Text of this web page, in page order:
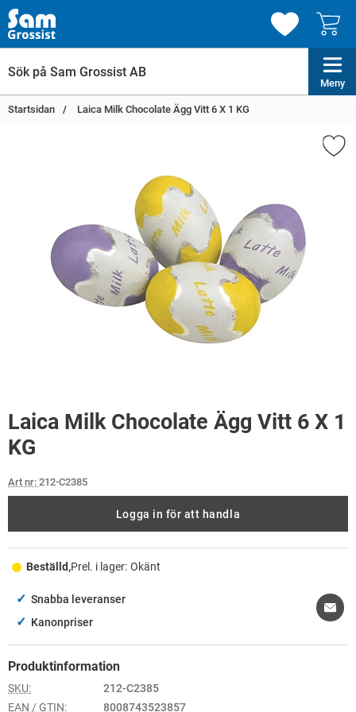
Meny
Startsidan Laica Milk Chocolate Ägg Vitt 6 X 1 KG
Laica Milk Chocolate Ägg Vitt 6 X 1
KG
Art nr: 212-C2385
Logga in för att handla
Beställd,Prel. i lager: Okänt
✓ Snabba leveranser
✓ Kanonpriser
Produktinformation
SKU:
212-C2385
EAN / GTIN:
8008743523857